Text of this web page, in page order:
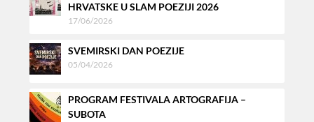
HRVATSKE U SLAM POEZIJI 2026
17/06/2026
SVEMIRSKI DAN POEZIJE
05/04/2026
PROGRAM FESTIVALA ARTOGRAFIJA –
SUBOTA